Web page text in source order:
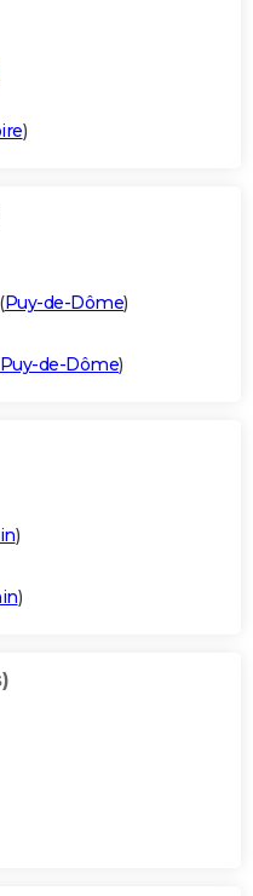
)
(Puy-de-Dôme)
Puy-de-Dôme)
)
)